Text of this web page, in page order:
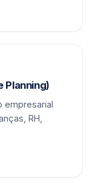
Planning)
empresarial
RH,